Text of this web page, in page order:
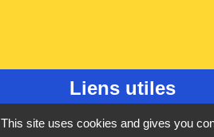
Liens utiles
France Titres - ANTS
This site uses cookies and gives you